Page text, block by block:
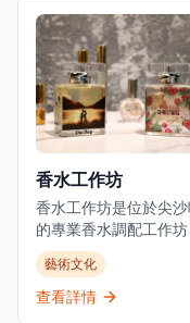
藝術。除推出手工玻
品外，開設不同主題
璃工作坊，讓公眾體驗
作玻璃藝術的樂趣。
大角咀的工作室提供
和手工玻璃產品，使
為香港工匠社區中獨
香水工作坊
香水工作坊是位於尖沙
的專業香水調配工作坊
提供親手製作定制香水
獨特體驗，是情侶約會
創意活動的理想選擇。
藝術文化
查看詳情